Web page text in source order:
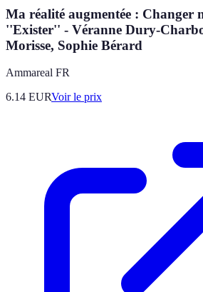
Ma réalité augmentée : Changer
''Exister'' - Véranne Dury-
Morisse, Sophie Bérard
Ammareal FR
6.14 EURVoir le prix